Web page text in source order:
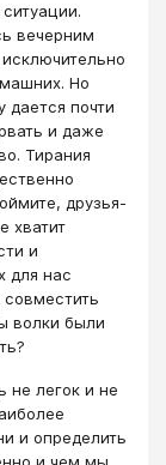
вечерним
Но
дается почти
и даже
Тирания
друзья-
хватит
и
для нас
волки были
не легок и не
и определить